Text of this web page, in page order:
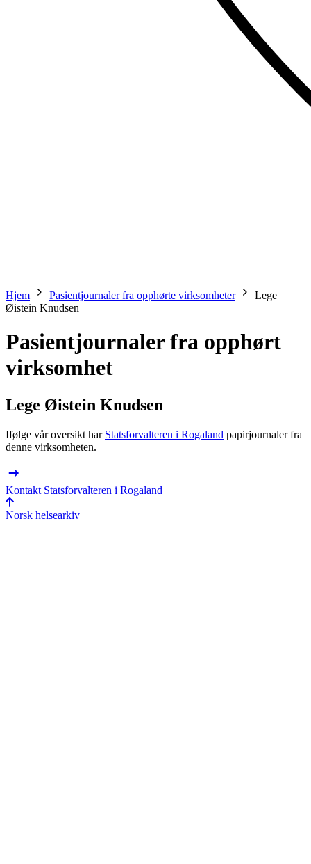
Hjem Pasientjournaler fra opphørte virksomheter
Lege
Øistein Knudsen
Pasientjournaler fra opphørt
virksomhet
Lege Øistein Knudsen
Ifølge vår oversikt har Statsforvalteren i Rogaland papir­journaler fra
denne virksomheten.
Kontakt Statsforvalteren i Rogaland
Norsk helsearkiv